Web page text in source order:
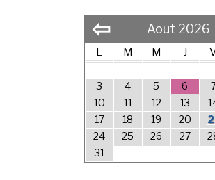
⇦ Aout 2026
L M M J
3
4 5 6
10
11 12 13
17
18 19 20
24
25 26 27
31